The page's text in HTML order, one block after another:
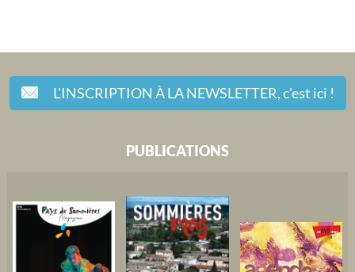
L'INSCRIPTION À LA NEWSLETTER,c'est ici !
PUBLICATIONS